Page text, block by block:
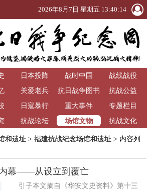
2026年8月7日 星期五 13:40:15
日本投降 战时中国
战线战役
关爱老兵
抗日战争图书
馆
抗战公益
日寇暴行 重大事件
专题栏目
抗战论坛 场馆文物 抗战文化
和遗址 > 福建抗战纪念场馆和遗址 > 内容列
幕——从设立到覆亡
引子本文摘自《华安文史资料》第十三